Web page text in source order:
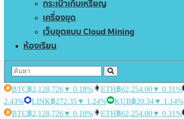
กระเป๋าเก็บเหรียญ
เครื่องขุด
เว็บขุดแบบ Cloud Mining
ห้องเรียน
BTC฿2,128,726▼ 0.18% ETH฿62,254.00▼ 0.31%
2.43%
LINK฿272.35▼ 1.24% KUB฿20.34▼ 1.14%
BTC฿2,128,726▼ 0.18% ETH฿62,254.00▼ 0.31%